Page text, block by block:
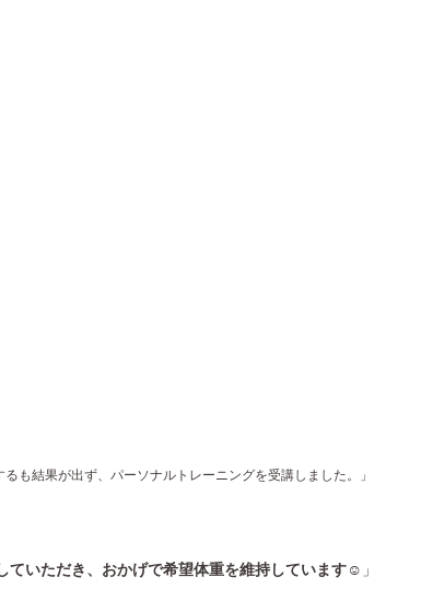
も結果が出ず、パーソナルトレーニングを受講しました。」
ていただき、おかげで希望体重を維持しています☺️ 」